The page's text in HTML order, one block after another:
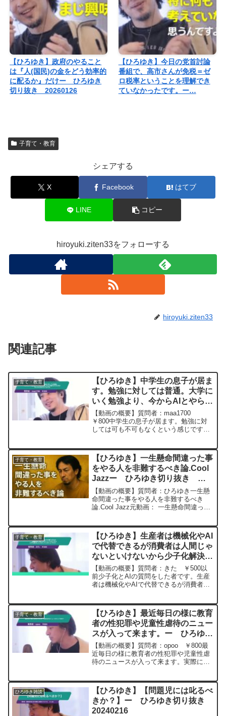
【ひろゆき】政府のやること
は『人(国民)の金をどう効率的
に配るか』だけー ひろゆき
切り抜き 20260126
【ひろゆき】今日の党首討論
番組で、高市さんが免税＝ゼ
ロ税率ということを理解でき
ていなかったです。ー…
子育て・教育
シェアする
X Facebook はてブ
LINE コピー
hiroyuki.ziten33をフォローする
hiroyuki.ziten33
関連記事
子育て・教育
【ひろゆき】中学生の息子が居ま
す。勉強に対しては普通。大学に
いく勉強より、今からAIとやらに
触れさせた方が本人のためになり
ますかー ひろゆき切り抜き
20250217
【動画の概要】質問者：maa1700
￥800中学生の息子が居ます。勉強に対
しては可も不可もなくという感じです。
ますか元動画：「黄金は口を閉ざす」
Pecheresse...
子育て・教育
【ひろゆき】一生懸命間違った事
をやる人を非難するべき論.Cool
Jazzー ひろゆき切り抜き
20251025
【動画の概要】質問者：ひろゆき一生懸
命間違った事をやる人を非難するべき
論.Cool Jazz元動画： 一生懸命間違った
せられた質問について、一問一答形式に
してみま...
子育て・教育
【ひろゆき】生産者は機械化やAI
で代替できるが消費者は人間じゃ
ないといけないから少子化解決し
た方がいいとのことです
が、、、。ー ひろゆき切り抜
き 20240404
【動画の概要】質問者：きた ￥500以
前少子化とAIの質問をした者です。生産
者は機械化やAIで代替できるが消費者は
しい国の国民や難民や移民に日本国籍を
与えて生活保護を電...
子育て・教育
【ひろゆき】最近毎日の様に教育
者の性犯罪や児童性虐待のニュー
スが入って来ます。ー ひろゆき
切り抜き 20240326
【動画の概要】質問者：opoo ￥800最
近毎日の様に教育者の性犯罪や児童性虐
待のニュースが入って来ます。実際にデ
子高齢化を煽りまくってると思うのです
が国はどういう目論...
ひろゆき雑談
【ひろゆき】【問題児には叱るべ
きか？】ー ひろゆき切り抜き
20240216